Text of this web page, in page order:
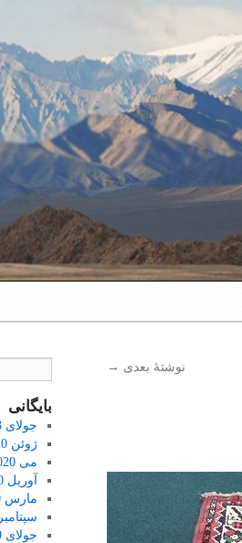
نوشتهٔ بعدی →
بایگانی
جولای 2023
ژوئن 2020
می 2020
آوریل 2020
مارس 2020
سپتامبر 2019
جولای 2019